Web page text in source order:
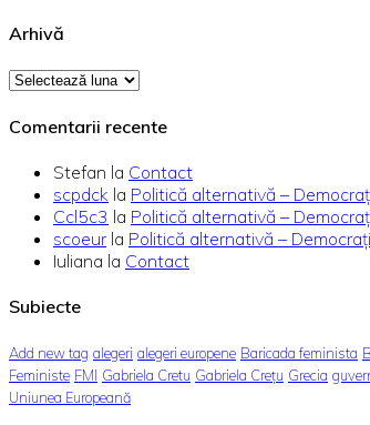
Arhivă
Arhivă
Comentarii recente
Stefan la Contact
scpdck la Politică alternativă –
Ccl5c3 la Politică alternativă –
scoeur la Politică alternativă –
Iuliana la Contact
Subiecte
Add new tag alegeri alegeri europene Baricada feminista
Feministe FMI Gabriela Cretu Gabriela Crețu Grecia
Uniunea Europeană